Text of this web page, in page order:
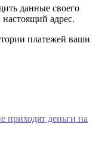
данные своего
адрес.
платежей ваши
приходят деньги на